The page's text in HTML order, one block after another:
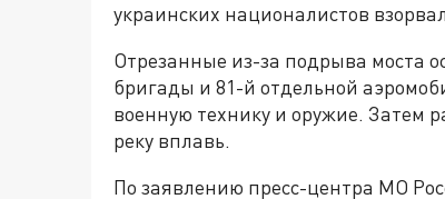
украинских националистов
Отрезанные из-за подрыва моста
бригады и 81-й отдельной
военную технику и оружие. Затем
реку вплавь.
По заявлению пресс-центра МО